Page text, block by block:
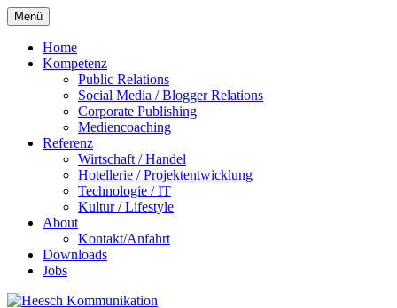
Menü Zum
Inhalt
springen
Home
Kompetenz
Public Relations
Social Media / Blogger Relations
Corporate Publishing
Mediencoaching
Referenz
Wirtschaft / Handel
Hotellerie / Projektentwicklung
Technologie / IT
Kultur / Lifestyle
About
Kontakt/Anfahrt
Downloads
Jobs